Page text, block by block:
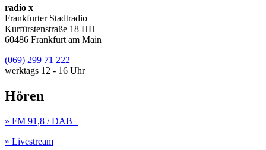
radio x
Frankfurter Stadtradio
Kurfürstenstraße 18 HH
60486 Frankfurt am Main
(069) 299 71 222
werktags 12 - 16 Uhr
Hören
» FM 91,8 / DAB+
» Livestream